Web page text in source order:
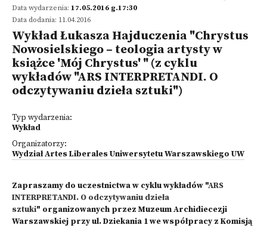
Data wydarzenia: 17.05.2016 g.17:30
Data dodania: 11.04.2016
Wykład Łukasza Hajduczenia "Chrystus
Nowosielskiego – teologia artysty w
książce 'Mój Chrystus' " (z cyklu
wykładów "ARS INTERPRETANDI. O
odczytywaniu dzieła sztuki")
Typ wydarzenia:
Wykład
Organizatorzy:
Wydział Artes Liberales Uniwersytetu Warszawskiego UW
Zapraszamy do uczestnictwa w cyklu wykładów "ARS
INTERPRETANDI. O odczytywaniu dzieła
sztuki" organizowanych przez Muzeum Archidiecezji
Warszawskiej przy ul. Dziekania 1 we współpracy z Komisją